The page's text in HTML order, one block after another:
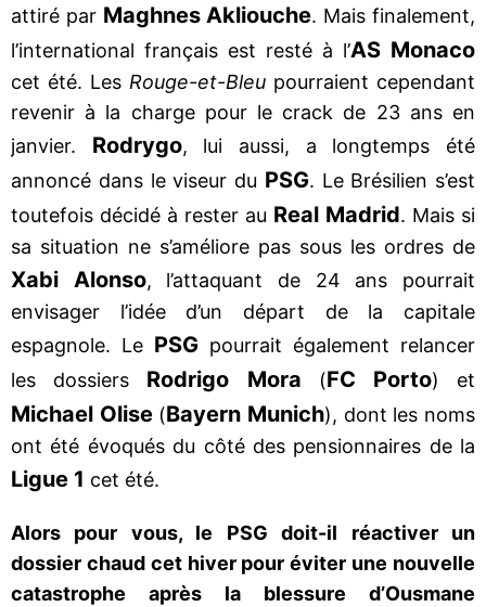
attiré par Maghnes Akliouche. Mais finalement,
l’international français est resté à l’AS Monaco
cet été. Les Rouge-et-Bleu pourraient cependant
revenir à la charge pour le crack de 23 ans en
janvier. Rodrygo, lui aussi, a longtemps été
annoncé dans le viseur du PSG. Le Brésilien s’est
toutefois décidé à rester au Real Madrid. Mais si
sa situation ne s’améliore pas sous les ordres de
Xabi Alonso, l’attaquant de 24 ans pourrait
envisager l’idée d’un départ de la capitale
espagnole. Le PSG pourrait également relancer
les dossiers Rodrigo Mora (FC Porto) et
Michael Olise(Bayern Munich), dont les noms
ont été évoqués du côté des pensionnaires de la
Ligue 1 cet été.
Alors pour vous, le PSG doit-il réactiver un
dossier chaud cet hiver pour éviter une nouvelle
catastrophe après la blessure d’Ousmane